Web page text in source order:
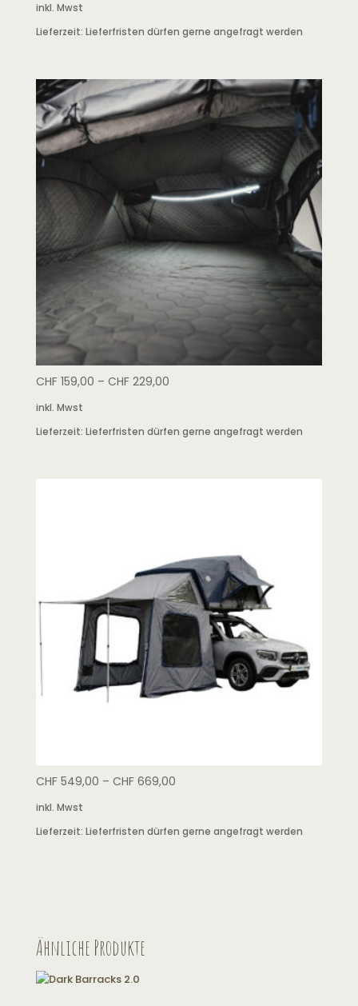
inkl. Mwst
Lieferzeit: Lieferfristen dürfen gerne angefragt werden
CHF159,00 – CHF229,00
inkl. Mwst
Lieferzeit: Lieferfristen dürfen gerne angefragt werden
CHF549,00 – CHF669,00
inkl. Mwst
Lieferzeit: Lieferfristen dürfen gerne angefragt werden
Ähnliche Produkte